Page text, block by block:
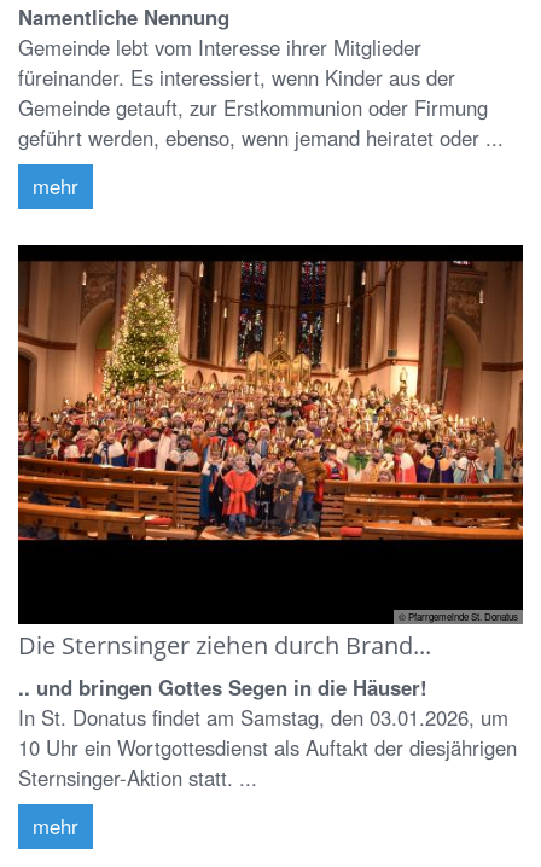
Namentliche Nennung
Gemeinde lebt vom Interesse ihrer Mitglieder
füreinander. Es interessiert, wenn Kinder aus der
Gemeinde getauft, zur Erstkommunion oder Firmung
geführt werden, ebenso, wenn jemand heiratet oder ...
mehr
© Pfarrgemeinde St. Donatus
Die Sternsinger ziehen durch Brand...
.. und bringen Gottes Segen in die Häuser!
In St. Donatus findet am Samstag, den 03.01.2026, um
10 Uhr ein Wortgottesdienst als Auftakt der diesjährigen
Sternsinger-Aktion statt. ...
mehr